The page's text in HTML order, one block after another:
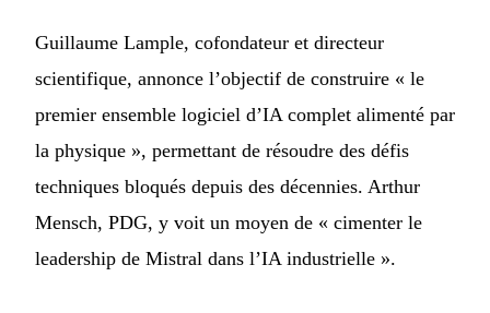
Guillaume Lample, cofondateur et directeur
scientifique, annonce l’objectif de construire « le
premier ensemble logiciel d’IA complet alimenté par
la physique », permettant de résoudre des défis
techniques bloqués depuis des décennies. Arthur
Mensch, PDG, y voit un moyen de « cimenter le
leadership de Mistral dans l’IA industrielle ».